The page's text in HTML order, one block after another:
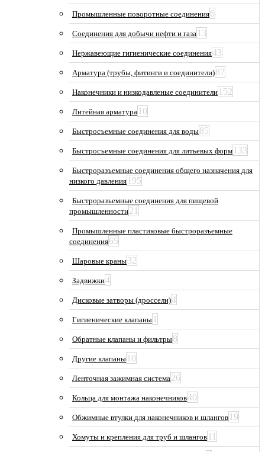
Промышленные поворотные соединения6
Соединения для добычи нефти и газа 13
Нержавеющие гигиенические соединения43
Арматура (трубы, фитинги и соединители)87
Наконечники и низкодавленые соединители 152
Литейная арматура 10
Быстросъемные соединения для воды85
Быстросъемные соединения для литьевых форм 133
Быстроразъемные соединения общего назначения для
низкого давления 195
Быстроразъемные соединения для пищевой
промышленности21
Промышленные пластиковые быстроразъемные
соединения65
Шаровые краны32
Задвижки4
Дисковые затворы (дроссели)4
Гигиенические клапаны 1
Обратные клапаны и фильтры8
Другие клапаны 10
Ленточная зажимная система26
Кольца для монтажа наконечников40
Обжимные втулки для наконечников и шлангов 19
Хомуты и крепления для труб и шлангов 11